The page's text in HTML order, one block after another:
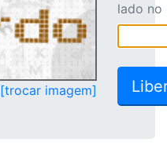
[trocar imagem]
lado no